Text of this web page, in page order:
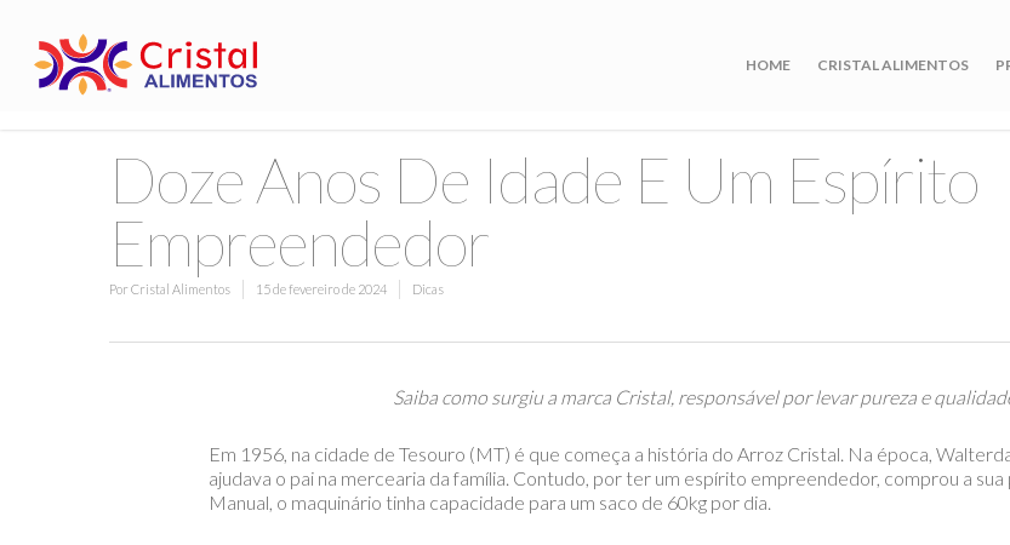
HOME CRISTAL ALIMENTOS
Doze Anos De Idade E Um Espírito
Empreendedor
PorCristal Alimentos 15 de fevereiro de 2024 Dicas
Saiba como surgiu a marca Cristal, responsável por levar pureza e
Em 1956, na cidade de Tesouro (MT) é que começa a história do Arroz Cristal. Na época,
ajudava o pai na mercearia da família. Contudo, por ter um espírito empreendedor, comprou a
Manual, o maquinário tinha capacidade para um saco de 60kg por dia.